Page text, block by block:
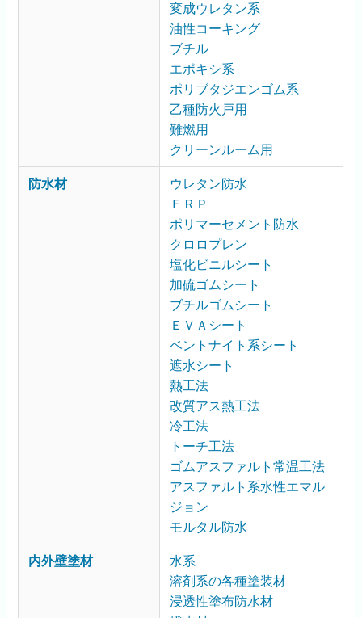
変成ウレタン系
油性コーキング
ブチル
エポキシ系
ポリブタジエンゴム系
乙種防火戸用
難燃用
クリーンルーム用
防水材
ウレタン防水
ＦＲＰ
ポリマーセメント防水
クロロプレン
塩化ビニルシート
加硫ゴムシート
ブチルゴムシート
ＥＶＡシート
ベントナイト系シート
遮水シート
熱工法
改質アス熱工法
冷工法
トーチ工法
ゴムアスファルト常温工法
アスファルト系水性エマル
ジョン
モルタル防水
内外壁塗材
水系
溶剤系の各種塗装材
浸透性塗布防水材